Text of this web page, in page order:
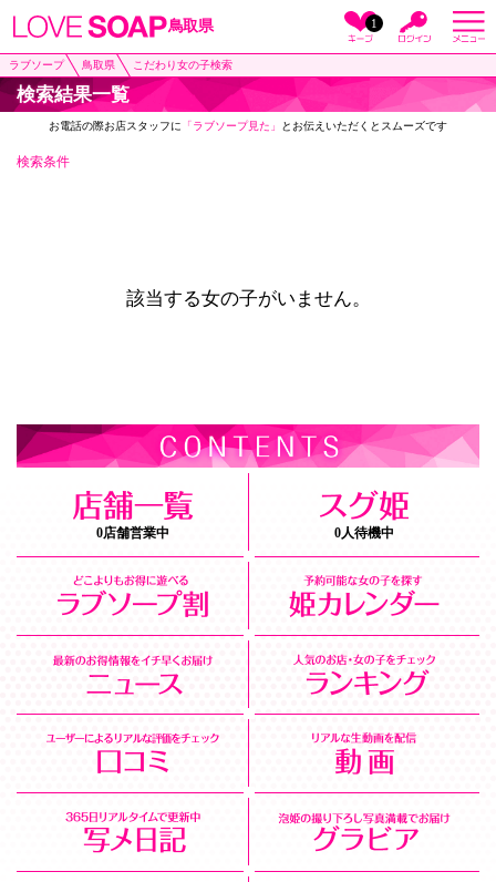
鳥取県 1
ラブソープ 鳥取県 こだわり女の子検索
検索結果一覧
お電話の際お店スタッフに 「ラブソープ見た」 とお伝えいただくとスムーズです
検索条件
該当する女の子がいません。
0店舗営業中 0人待機中